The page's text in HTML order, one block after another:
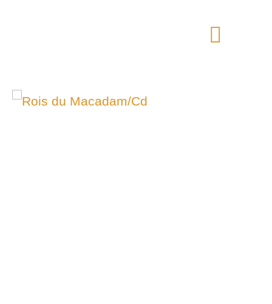
Menu
quantité